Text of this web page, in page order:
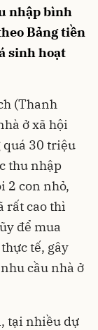
nhập bình
Bảng tiền
sinh hoạt
(Thanh
ở xã hội
quá 30 triệu
thu nhập
2 con nhỏ,
rất cao thì
để mua
tế, gây
cầu nhà ở
tại nhiều dự
Gửi